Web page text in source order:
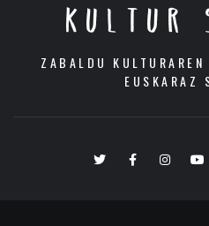
KULTUR
ZABALDU
EUSKARAZ
TwitterFacebookInstagram